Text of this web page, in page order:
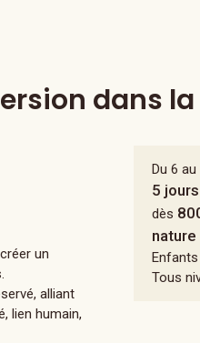
dans
Du 6 au
5 jours
dès
nature
Tous
un
alliant
lien humain,